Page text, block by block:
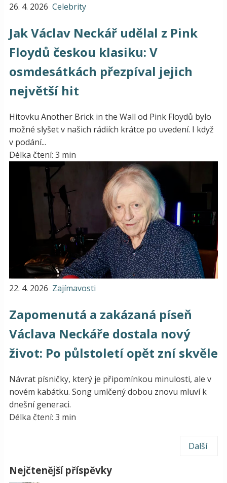
26. 4. 2026 Celebrity
Jak Václav Neckář udělal z Pink
Floydů českou klasiku: V
osmdesátkách přezpíval jejich
největší hit
Hitovku Another Brick in the Wall od Pink Floydů bylo
možné slyšet v našich rádiích krátce po uvedení. I když
v podání...
Délka čtení: 3 min
22. 4. 2026 Zajímavosti
Zapomenutá a zakázaná píseň
Václava Neckáře dostala nový
život: Po půlstoletí opět zní skvěle
Návrat písničky, který je připomínkou minulosti, ale v
novém kabátku. Song umlčený dobou znovu mluví k
dnešní generaci.
Délka čtení: 3 min
Další
Nejčtenější příspěvky